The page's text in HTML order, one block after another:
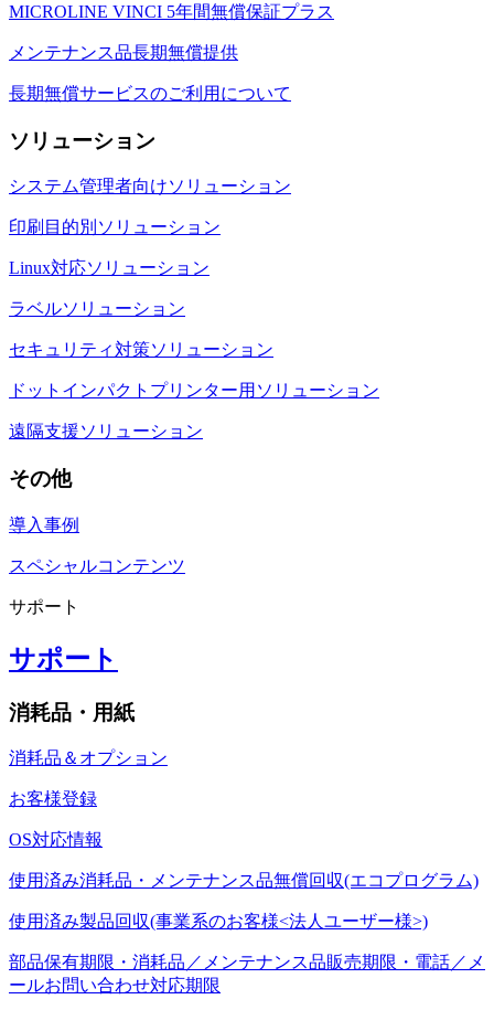
MICROLINE VINCI 5年間無償保証プラス
メンテナンス品長期無償提供
長期無償サービスのご利用について
ソリューション
システム管理者向けソリューション
印刷目的別ソリューション
Linux対応ソリューション
ラベルソリューション
セキュリティ対策ソリューション
ドットインパクトプリンター用ソリューション
遠隔支援ソリューション
その他
導入事例
スペシャルコンテンツ
サポート
サポート
消耗品・用紙
消耗品＆オプション
お客様登録
OS対応情報
使用済み消耗品・メンテナンス品無償回収(エコプログラム)
使用済み製品回収(事業系のお客様<法人ユーザー様>)
部品保有期限・消耗品／メンテナンス品販売期限・電話／メ
ールお問い合わせ対応期限